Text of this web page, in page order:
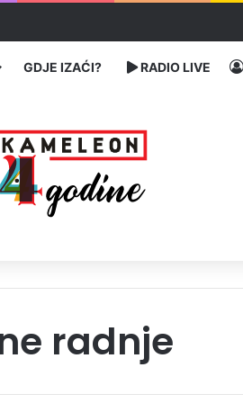
centar Srebrenica
GDJE IZAĆI? RADIO LIVE
radnje